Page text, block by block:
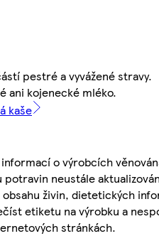
pestré a vyvážené stravy.
ani kojenecké mléko.
kaše
o výrobcích
neustále
živin, dietetických
etiketu na výrobku a
stránkách.